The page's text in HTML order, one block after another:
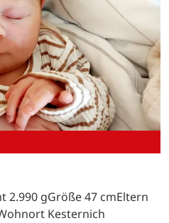
2.990 gGröße 47 cmEltern
Kesternich